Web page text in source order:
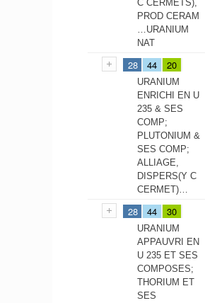
C CERMETS),
PROD CERAM
…URANIUM
NAT
28 44 20
URANIUM
ENRICHI EN U
235 & SES
COMP;
PLUTONIUM &
SES COMP;
ALLIAGE,
DISPERS(Y C
CERMET)…
28 44 30
URANIUM
APPAUVRI EN
U 235 ET SES
COMPOSES;
THORIUM ET
SES